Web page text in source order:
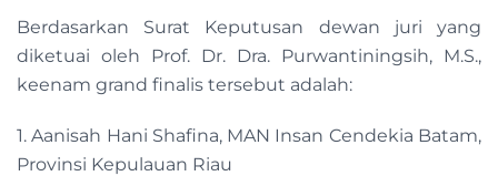
Berdasarkan Surat Keputusan dewan juri yang
diketuai oleh Prof. Dr. Dra. Purwantiningsih, M.S.,
keenam grand finalis tersebut adalah:
1. Aanisah Hani Shafina, MAN Insan Cendekia Batam,
Provinsi Kepulauan Riau